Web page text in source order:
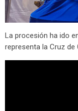
La procesión ha ido
representa la Cruz de